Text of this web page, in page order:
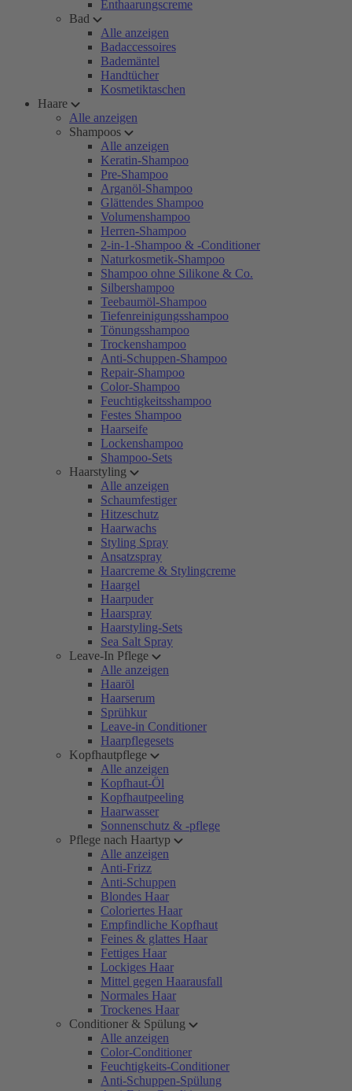
Enthaarungscreme
Bad
Alle anzeigen
Badaccessoires
Bademäntel
Handtücher
Kosmetiktaschen
Haare
Alle anzeigen
Shampoos
Alle anzeigen
Keratin-Shampoo
Pre-Shampoo
Arganöl-Shampoo
Glättendes Shampoo
Volumenshampoo
Herren-Shampoo
2-in-1-Shampoo & -Conditioner
Naturkosmetik-Shampoo
Shampoo ohne Silikone & Co.
Silbershampoo
Teebaumöl-Shampoo
Tiefenreinigungsshampoo
Tönungsshampoo
Trockenshampoo
Anti-Schuppen-Shampoo
Repair-Shampoo
Color-Shampoo
Feuchtigkeitsshampoo
Festes Shampoo
Haarseife
Lockenshampoo
Shampoo-Sets
Haarstyling
Alle anzeigen
Schaumfestiger
Hitzeschutz
Haarwachs
Styling Spray
Ansatzspray
Haarcreme & Stylingcreme
Haargel
Haarpuder
Haarspray
Haarstyling-Sets
Sea Salt Spray
Leave-In Pflege
Alle anzeigen
Haaröl
Haarserum
Sprühkur
Leave-in Conditioner
Haarpflegesets
Kopfhautpflege
Alle anzeigen
Kopfhaut-Öl
Kopfhautpeeling
Haarwasser
Sonnenschutz & -pflege
Pflege nach Haartyp
Alle anzeigen
Anti-Frizz
Anti-Schuppen
Blondes Haar
Coloriertes Haar
Empfindliche Kopfhaut
Feines & glattes Haar
Fettiges Haar
Lockiges Haar
Mittel gegen Haarausfall
Normales Haar
Trockenes Haar
Conditioner & Spülung
Alle anzeigen
Color-Conditioner
Feuchtigkeits-Conditioner
Anti-Schuppen-Spülung